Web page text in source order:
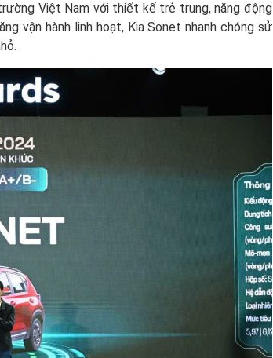
Việt Nam với thiết kế trẻ trung, năng động
vận hành linh hoạt, Kia Sonet nhanh chóng sử